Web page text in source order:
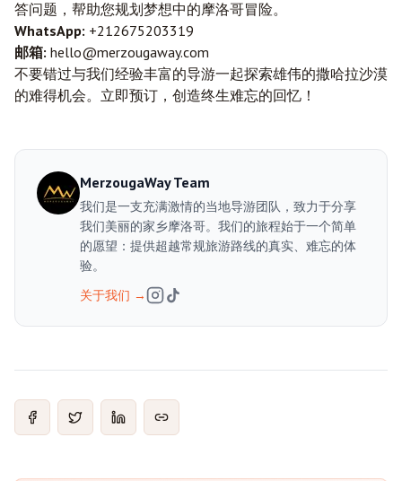
答问题，帮助您规划梦想中的摩洛哥冒险。
WhatsApp: +212675203319
邮箱: hello@merzougaway.com
不要错过与我们经验丰富的导游一起探索雄伟的撒哈拉沙漠
的难得机会。立即预订，创造终生难忘的回忆！
MerzougaWay Team
我们是一支充满激情的当地导游团队，致力于分享
我们美丽的家乡摩洛哥。我们的旅程始于一个简单
的愿望：提供超越常规旅游路线的真实、难忘的体
验。
关于我们 →